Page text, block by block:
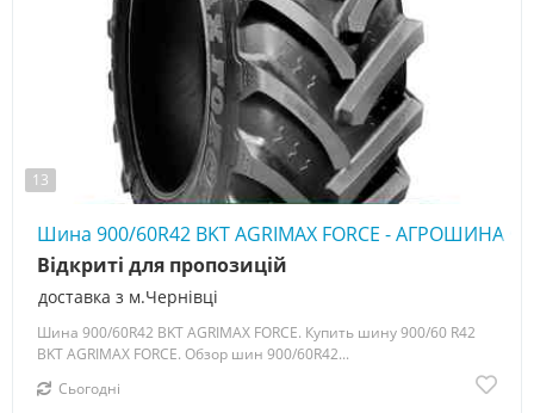
13
Шина 900/60R42 BKT AGRIMAX FORCE - АГРОШИНА ☎️
доставка з м.Чернівці
Відкриті для пропозицій
Шина 900/60R42 BKT AGRIMAX FORCE. Купить шину 900/60 R42
BKT AGRIMAX FORCE. Обзор шин 900/60R42...
Сьогодні